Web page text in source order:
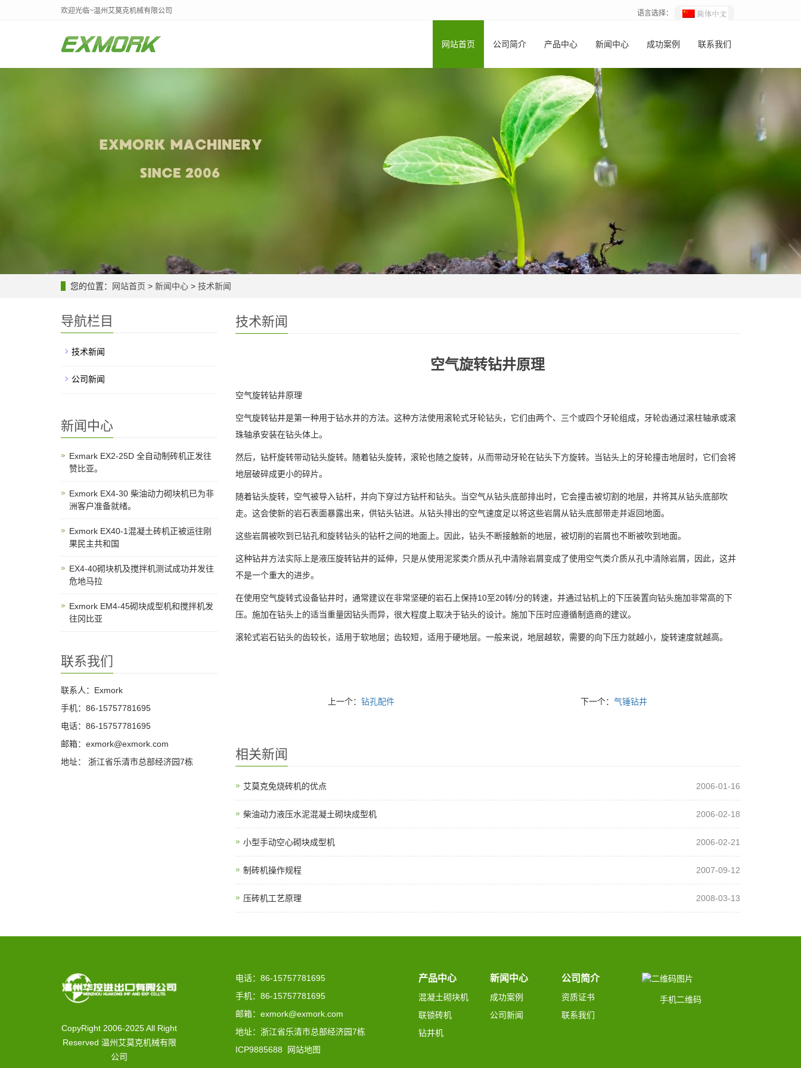
欢迎光临~温州艾莫克机械有限公司 语言选择：
网站首页 公司简介 产品中心 新闻中心 成功案例 联系我们
您的位置： 网站首页 > 新闻中心 > 技术新闻
技术新闻
空气旋转钻井原理
空气旋转钻井原理
空气旋转钻井是第一种用于钻水井的方法。这种方法使用滚轮式牙轮钻头，它们由两个、三个或四个牙轮组成，牙轮齿通过滚柱轴承或滚
珠轴承安装在钻头体上。
然后，钻杆旋转带动钻头旋转。随着钻头旋转，滚轮也随之旋转，从而带动牙轮在钻头下方旋转。当钻头上的牙轮撞击地层时，它们会将
地层破碎成更小的碎片。
随着钻头旋转，空气被导入钻杆，并向下穿过方钻杆和钻头。当空气从钻头底部排出时，它会撞击被切割的地层，并将其从钻头底部吹
走。这会使新的岩石表面暴露出来，供钻头钻进。从钻头排出的空气速度足以将这些岩屑从钻头底部带走并返回地面。
这些岩屑被吹到已钻孔和旋转钻头的钻杆之间的地面上。因此，钻头不断接触新的地层，被切削的岩屑也不断被吹到地面。
这种钻井方法实际上是液压旋转钻井的延伸，只是从使用泥浆类介质从孔中清除岩屑变成了使用空气类介质从孔中清除岩屑，因此，这并
不是一个重大的进步。
在使用空气旋转式设备钻井时，通常建议在非常坚硬的岩石上保持10至20转/分的转速，并通过钻机上的下压装置向钻头施加非常高的下
压。施加在钻头上的适当重量因钻头而异，很大程度上取决于钻头的设计。施加下压时应遵循制造商的建议。
滚轮式岩石钻头的齿较长，适用于软地层；齿较短，适用于硬地层。一般来说，地层越软，需要的向下压力就越小，旋转速度就越高。
上一个：钻孔配件 下一个：气锤钻井
相关新闻
艾莫克免烧砖机的优点 2006-01-16
柴油动力液压水泥混凝土砌块成型机 2006-02-18
小型手动空心砌块成型机 2006-02-21
制砖机操作规程 2007-09-12
压砖机工艺原理 2008-03-13
导航栏目
技术新闻
公司新闻
新闻中心
Exmark EX2-25D 全自动制砖机正发往
赞比亚。
Exmork EX4-30 柴油动力砌块机已为非
洲客户准备就绪。
Exmork EX40-1混凝土砖机正被运往刚
果民主共和国
EX4-40砌块机及搅拌机测试成功并发往
危地马拉
Exmork EM4-45砌块成型机和搅拌机发
往冈比亚
联系我们
联系人：Exmork
手机：86-15757781695
电话：86-15757781695
邮箱：exmork@exmork.com
地址： 浙江省乐清市总部经济园7栋
CopyRight 2006-2025 All Right
Reserved 温州艾莫克机械有限
公司
电话：86-15757781695
手机：86-15757781695
邮箱：exmork@exmork.com
地址：浙江省乐清市总部经济园7栋
ICP9885688
网站地图
产品中心
混凝土砌块机
联锁砖机
钻井机
新闻中心
成功案例
公司新闻
公司简介
资质证书
联系我们
手机二维码